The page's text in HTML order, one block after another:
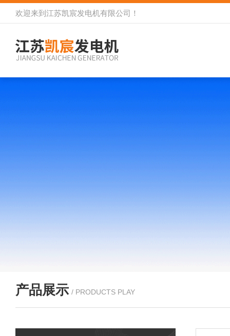
欢迎来到 江苏凯宸发电机有限公司 ！
产品展示 / PRODUCTS PLAY